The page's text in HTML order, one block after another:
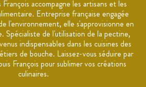
accompagne les artisans et les
Entreprise française engagée
l'environnement, elle s'approvisionne en
Spécialiste de l'utilisation de la pectine,
indispensables dans les cuisines des
de bouche. Laissez-vous séduire par
François pour sublimer vos créations
culinaires.